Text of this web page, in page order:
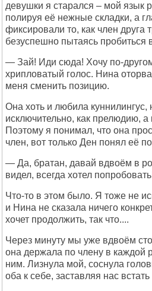
девушки я старался – мой язык
полируя её нежные складки, а
фиксировали то, как член друга
безуспешно пытаясь пробиться
— Зай! Иди сюда! Хочу по-
хрипловатый голос. Нина
меня сменить позицию.
Она хоть и любила куннилингус,
исключительно, как прелюдию,
Поэтому я понимал, что она
член, вот только Ден понял её
— Да, братан, давай вдвоём в
видел, всегда хотел
Что-то в этом было. Я тоже не
и Нина не сказала ничего
хочет продолжить, так что....
Через минуту мы уже вдвоём
она держала по члену в каждой
ним. Лизнула мой, соснула
оба к себе, заставляя нас